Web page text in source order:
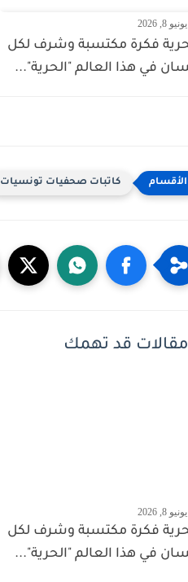
يونيو 8, 2026
فكرة مكتسبة وشرف لكل
في هذا العالم "الحرية"...
كاتبات صحفيات تونسيات
مقالات قد تهمك
يونيو 8, 2026
فكرة مكتسبة وشرف لكل
في هذا العالم "الحرية"...